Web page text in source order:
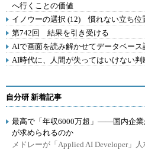
へ行くことの価値
イノウーの選択 (12) 慣れない立ち位
第742回 結果を引き受ける
AIで画面を読み解かせてデータベース
AI時代に、人間が失ってはいけない判
自分研 新着記事
最高で「年収6000万超」――国内企
が求められるのか
メドレーが「Applied AI Developer」人